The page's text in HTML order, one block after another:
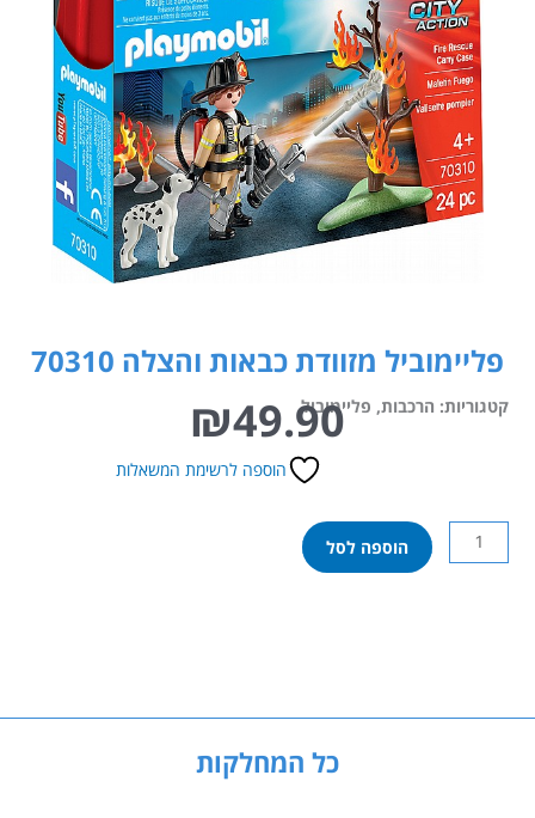
פליימוביל מזוודת כבאות והצלה 70310
קטגוריות: הרכבות, פליימוביל ₪49.90
הוספה לרשימת המשאלות
כמות
של
הוספה לסל
כל המחלקות